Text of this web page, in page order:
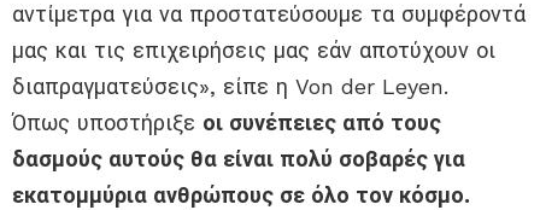
αντίμετρα για να προστατεύσουμε τα συμφέροντά
μας και τις επιχειρήσεις μας εάν αποτύχουν οι
διαπραγματεύσεις», είπε η Von der Leyen.
Όπως υποστήριξε οι συνέπειες από τους
δασμούς αυτούς θα είναι πολύ σοβαρές για
εκατομμύρια ανθρώπους σε όλο τον κόσμο.